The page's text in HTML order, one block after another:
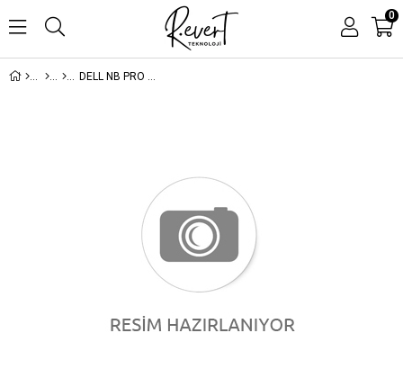
0
DELL NB PRO 14 ULTRA7 255U 16GB 512SSD WIN11PRO BTO107_PC14250_W (3 YIL YERİNDE GARANTİ)